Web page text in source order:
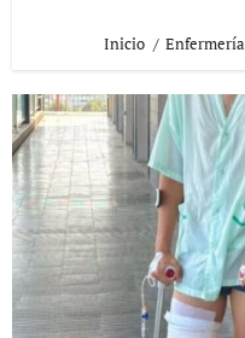
Inicio Enfermería